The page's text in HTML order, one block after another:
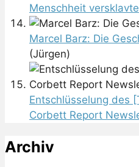
Menschheit versklavte
Marcel Barz: Die
(Jürgen)
Entschlüsselung des
Corbett Report
Archiv